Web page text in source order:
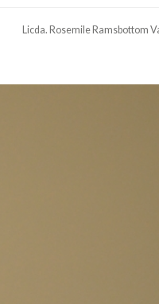
Licda. Rosemile Ramsbottom